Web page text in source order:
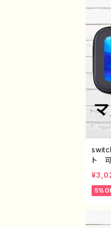
ト
い
ー
め